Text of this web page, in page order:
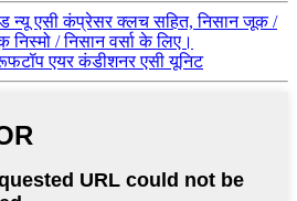
न्यू एसी कंप्रेसर क्लच सहित, निसान जूक /
/ निसान वर्सा के लिए।
एयर कंडीशनर एसी यूनिट